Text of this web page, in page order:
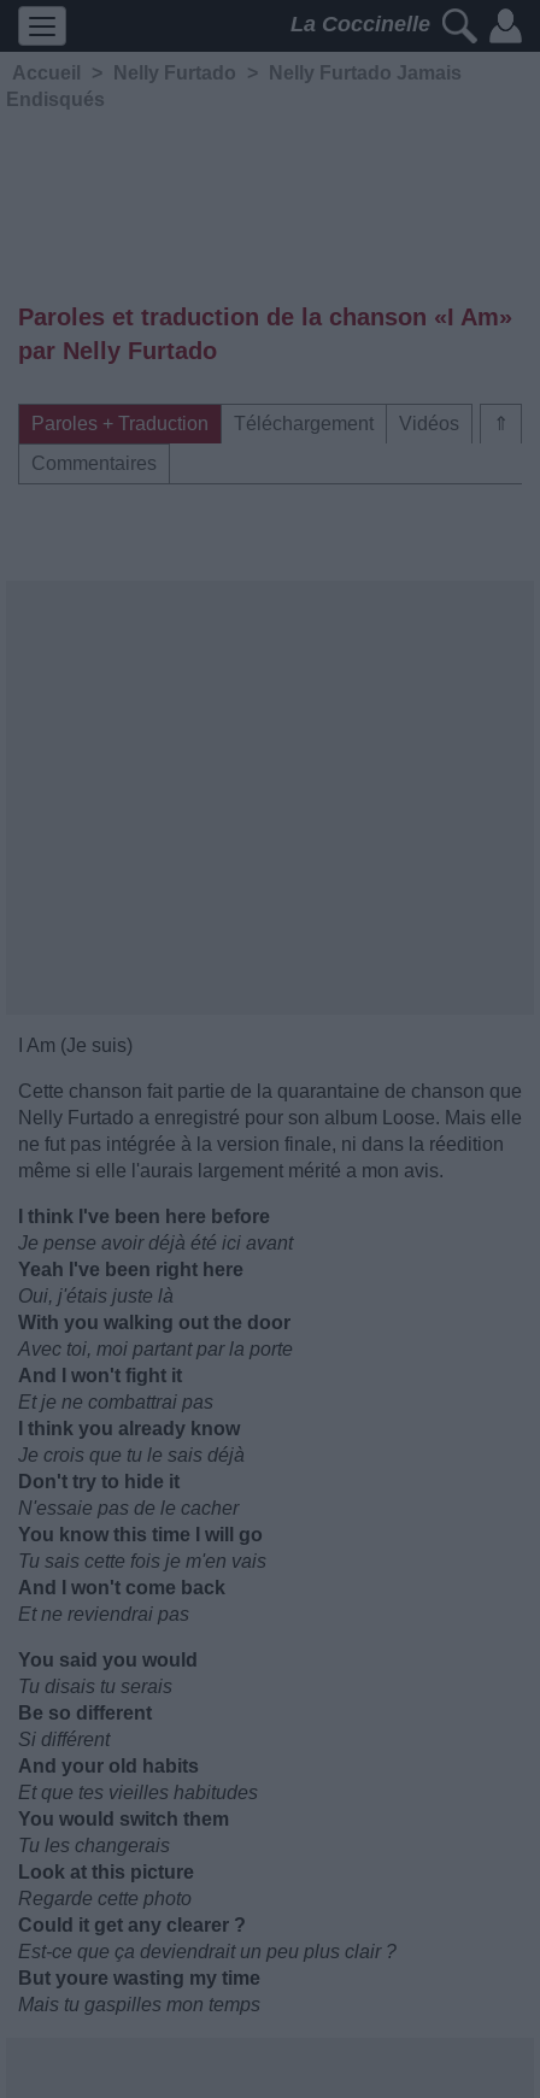
La Coccinelle
Accueil > Nelly Furtado >
Nelly Furtado Jamais
Endisqués
Paroles et traduction de la chanson «I Am»
par Nelly Furtado
⇑
Paroles + Traduction Téléchargement
Vidéos
Commentaires
I Am (Je suis)
Cette chanson fait partie de la quarantaine de chanson que
Nelly Furtado a enregistré pour son album Loose. Mais elle
ne fut pas intégrée à la version finale, ni dans la réedition
même si elle l'aurais largement mérité a mon avis.
I think I've been here before
Je pense avoir déjà été ici avant
Yeah I've been right here
Oui, j'étais juste là
With you walking out the door
Avec toi, moi partant par la porte
And I won't fight it
Et je ne combattrai pas
I think you already know
Je crois que tu le sais déjà
Don't try to hide it
N'essaie pas de le cacher
You know this time I will go
Tu sais cette fois je m'en vais
And I won't come back
Et ne reviendrai pas
You said you would
Tu disais tu serais
Be so different
Si différent
And your old habits
Et que tes vieilles habitudes
You would switch them
Tu les changerais
Look at this picture
Regarde cette photo
Could it get any clearer ?
Est-ce que ça deviendrait un peu plus clair ?
But youre wasting my time
Mais tu gaspilles mon temps